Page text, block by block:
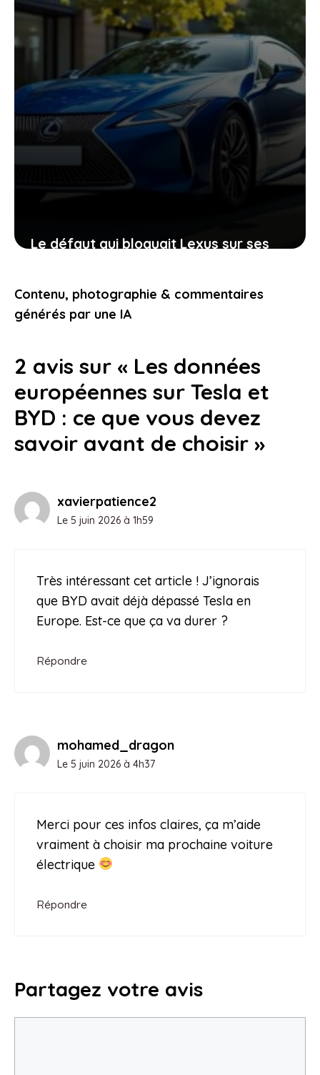
Le défaut qui bloquait Lexus sur ses
que cela veut dire pour vous
19 mai 2026
Contenu, photographie & commentaires
générés par une IA
2 avis sur « Les données
européennes sur Tesla et
BYD : ce que vous devez
savoir avant de choisir »
xavierpatience2
Le 5 juin 2026 à 1h59
Très intéressant cet article ! J’ignorais
que BYD avait déjà dépassé Tesla en
Europe. Est-ce que ça va durer ?
Répondre
mohamed_dragon
Le 5 juin 2026 à 4h37
Merci pour ces infos claires, ça m’aide
vraiment à choisir ma prochaine voiture
électrique
Répondre
Partagez votre avis